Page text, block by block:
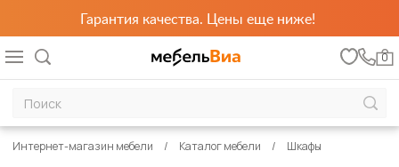
Гарантия качества. Цены еще ниже!
0
Интернет-магазин мебели Каталог мебели Шкафы